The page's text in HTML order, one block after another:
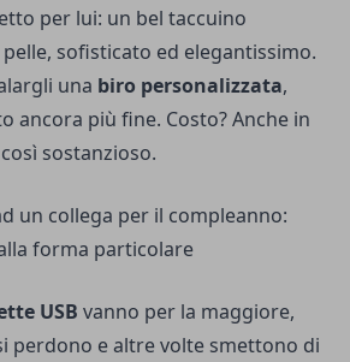
per lui: un bel taccuino
sofisticato ed elegantissimo.
una biro personalizzata,
ancora più fine. Costo? Anche in
sostanzioso.
un collega per il compleanno:
forma particolare
USB vanno per la maggiore,
perdono e altre volte smettono di